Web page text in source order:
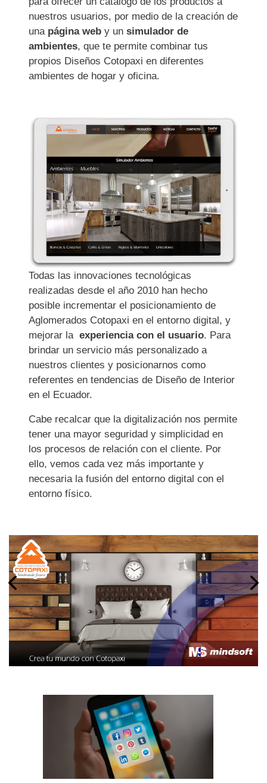
nuestros usuarios, por medio de la creación de
una página web y un simulador de
ambientes, que te permite combinar tus
propios Diseños Cotopaxi en diferentes
ambientes de hogar y oficina.
Todas las innovaciones tecnológicas
realizadas desde el año 2010 han hecho
posible incrementar el posicionamiento de
Aglomerados Cotopaxi en el entorno digital, y
mejorar la experiencia con el usuario. Para
brindar un servicio más personalizado a
nuestros clientes y posicionarnos como
referentes en tendencias de Diseño de Interior
en el Ecuador.
Cabe recalcar que la digitalización nos permite
tener una mayor seguridad y simplicidad en
los procesos de relación con el cliente. Por
ello, vemos cada vez más importante y
necesaria la fusión del entorno digital con el
entorno físico.